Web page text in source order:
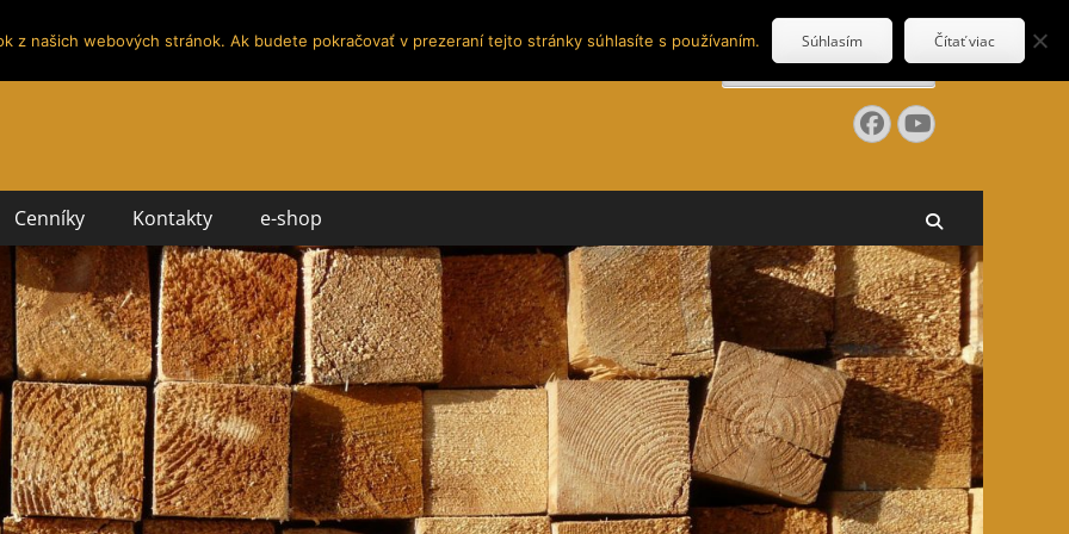
Search
for:
Facebook
YouTube
Cenníky Kontakty e-shop
z našich webových stránok. Ak budete pokračovať v prezeraní tejto stránky súhlasíte s používaním. Súhlasím Čítať viac